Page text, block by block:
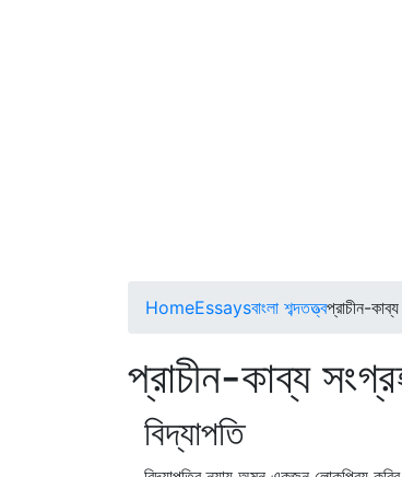
HomeEssaysবাংলা শব্দতত্ত্বপ্রাচীন-
প্রাচীন-কাব্য
বিদ্যাপতি